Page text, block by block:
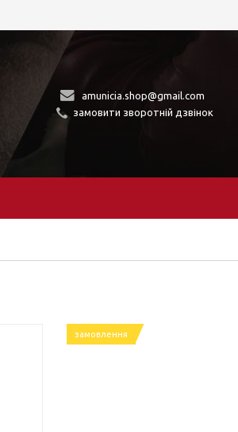
amunicia.shop@gmail.com
замовити зворотній дзвінок
замовлення